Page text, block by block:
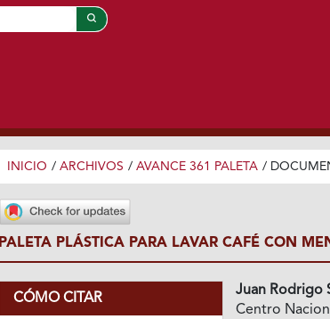
INICIO / ARCHIVOS / AVANCE 361 PALETA /
PALETA PLÁSTICA PARA LAVAR CAFÉ CON
CÓMO CITAR
Juan Rodrigo
Centro